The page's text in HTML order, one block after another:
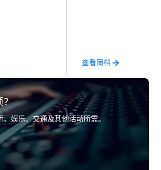
to
in
photo
brand
high-profile
gala, or
Activation
to
post‑event needs.
conferences,
executive portraits,
brand storytelling, all
professional,
TO2 Photography is
查看简档
？
娱乐、交通及其他活动所需。